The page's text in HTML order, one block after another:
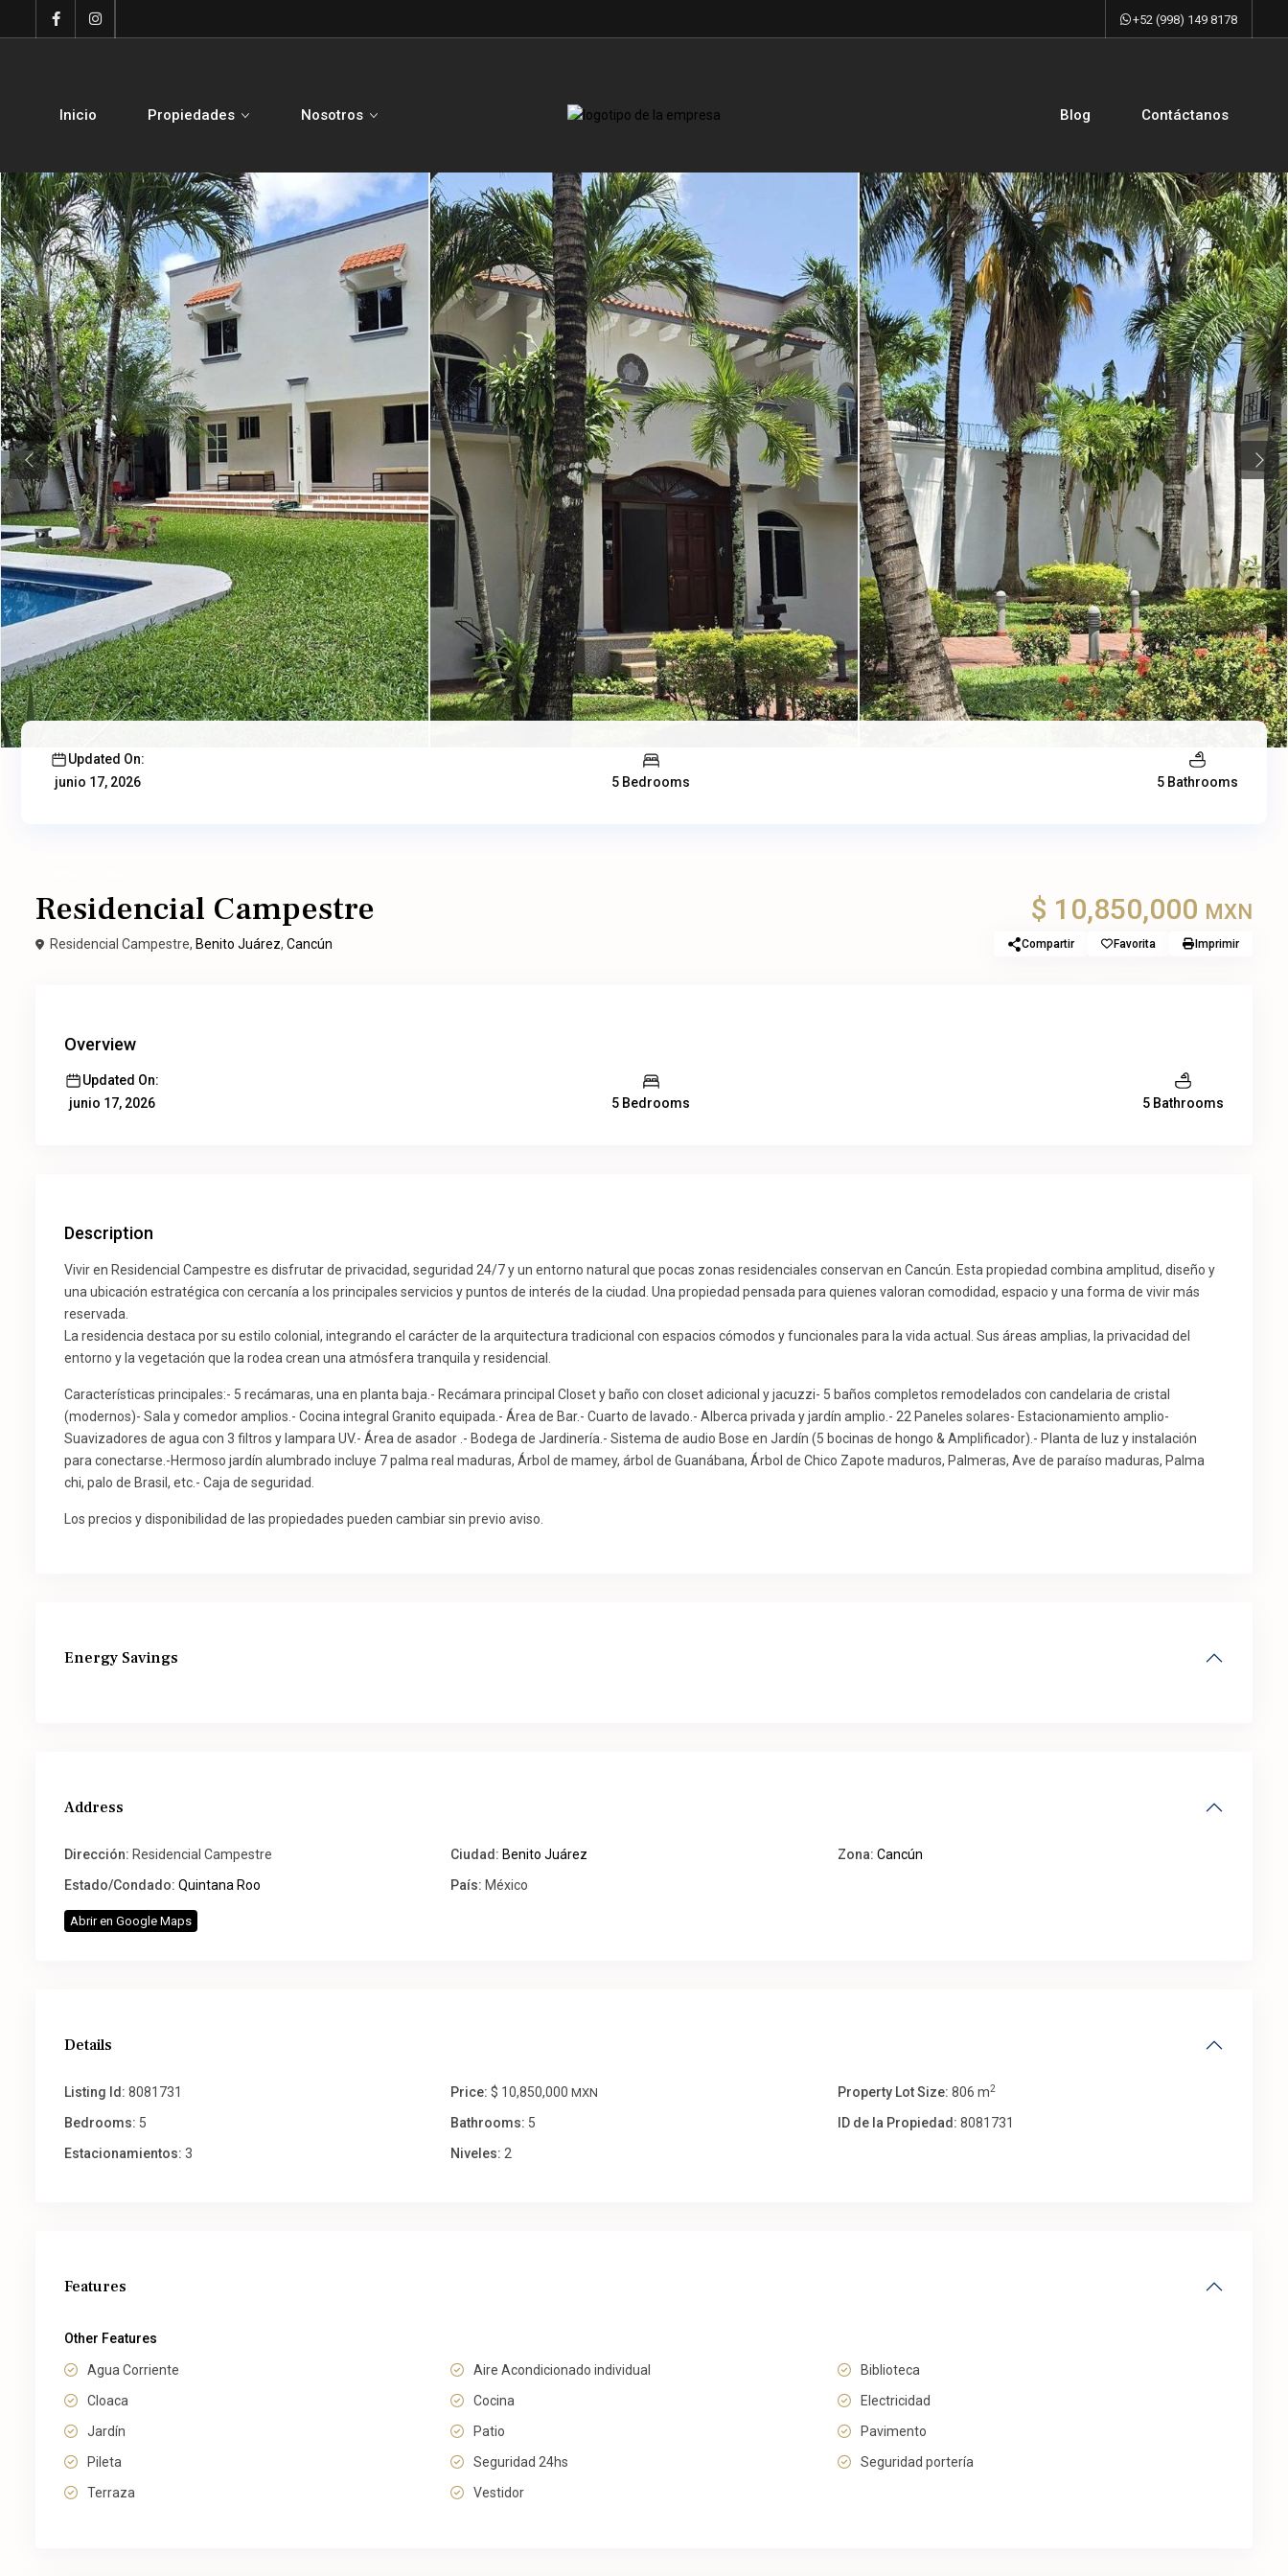
+52 (998) 149 8178
Inicio Propiedades Nosotros Blog Contáctanos
Previous Next
Updated On:
junio 17, 2026
5 Bedrooms 5 Bathrooms
Residencial Campestre $ 10,850,000 MXN
Residencial Campestre, Benito Juárez, Cancún Compartir Favorita Imprimir
Overview
Updated On:
junio 17, 2026
5 Bedrooms 5 Bathrooms
Description
Vivir en Residencial Campestre es disfrutar de privacidad, seguridad 24/7 y un entorno natural que pocas zonas residenciales conservan en Cancún. Esta propiedad combina amplitud, diseño y
una ubicación estratégica con cercanía a los principales servicios y puntos de interés de la ciudad. Una propiedad pensada para quienes valoran comodidad, espacio y una forma de vivir más
reservada.
La residencia destaca por su estilo colonial, integrando el carácter de la arquitectura tradicional con espacios cómodos y funcionales para la vida actual. Sus áreas amplias, la privacidad del
entorno y la vegetación que la rodea crean una atmósfera tranquila y residencial.
Características principales:- 5 recámaras, una en planta baja.- Recámara principal Closet y baño con closet adicional y jacuzzi- 5 baños completos remodelados con candelaria de cristal
(modernos)- Sala y comedor amplios.- Cocina integral Granito equipada.- Área de Bar.- Cuarto de lavado.- Alberca privada y jardín amplio.- 22 Paneles solares- Estacionamiento amplio-
Suavizadores de agua con 3 filtros y lampara UV.- Área de asador .- Bodega de Jardinería.- Sistema de audio Bose en Jardín (5 bocinas de hongo & Amplificador).- Planta de luz y instalación
para conectarse.-Hermoso jardín alumbrado incluye 7 palma real maduras, Árbol de mamey, árbol de Guanábana, Árbol de Chico Zapote maduros, Palmeras, Ave de paraíso maduras, Palma
chi, palo de Brasil, etc.- Caja de seguridad.
Los precios y disponibilidad de las propiedades pueden cambiar sin previo aviso.
Energy Savings
Address
Dirección: Residencial Campestre Ciudad: Benito Juárez Zona: Cancún
Estado/Condado: Quintana Roo País: México
Abrir en Google Maps
Details
Listing Id: 8081731 Price: $ 10,850,000MXN Property Lot Size: 806 m2
Bedrooms: 5 Bathrooms: 5 ID de la Propiedad: 8081731
Estacionamientos: 3 Niveles: 2
Features
Other Features
Agua Corriente Aire Acondicionado individual
Biblioteca
Cloaca
Cocina
Electricidad
Jardín
Patio
Pavimento
Pileta
Seguridad 24hs
Seguridad portería
Terraza
Vestidor